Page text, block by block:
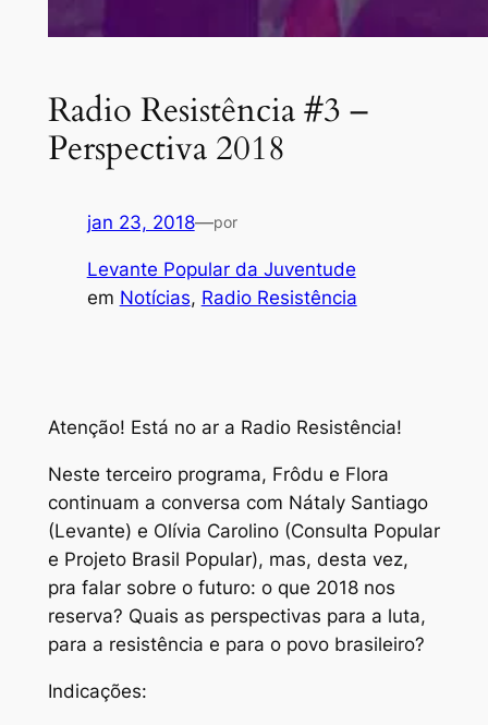
Radio Resistência #3 –
Perspectiva 2018
jan 23, 2018—por
Levante Popular da Juventude
em Notícias, Radio Resistência
Atenção! Está no ar a Radio Resistência!
Neste terceiro programa, Frôdu e Flora
continuam a conversa com Nátaly Santiago
(Levante) e Olívia Carolino (Consulta Popular
e Projeto Brasil Popular), mas, desta vez,
pra falar sobre o futuro: o que 2018 nos
reserva? Quais as perspectivas para a luta,
para a resistência e para o povo brasileiro?
Indicações: